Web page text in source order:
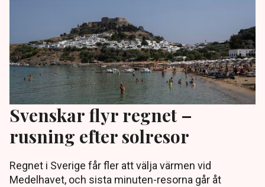
Svenskar flyr regnet –
rusning efter solresor
Regnet i Sverige får fler att välja värmen vid
Medelhavet, och sista minuten-resorna går åt